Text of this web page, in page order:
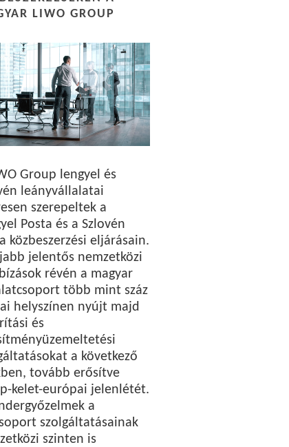
LIWO GROUP
Group lengyel és
leányvállalatai
szerepeltek a
Posta és a Szlovén
közbeszerzési eljárásain.
jelentős nemzetközi
révén a magyar
több mint száz
helyszínen nyújt majd
és
a következő
tovább erősítve
kelet-európai jelenlétét.
a
szolgáltatásainak
szinten is